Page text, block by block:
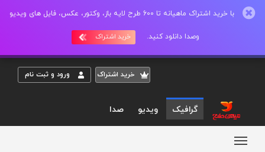
با خرید اشتراک ماهیانه تا 600 طرح لایه باز، وکتور، عکس، فایل های ویدیو
وصدا دانلود کنید. خرید اشتراک
خريد اشتراک ورود و ثبت نام
گرافیک ویدیو صدا